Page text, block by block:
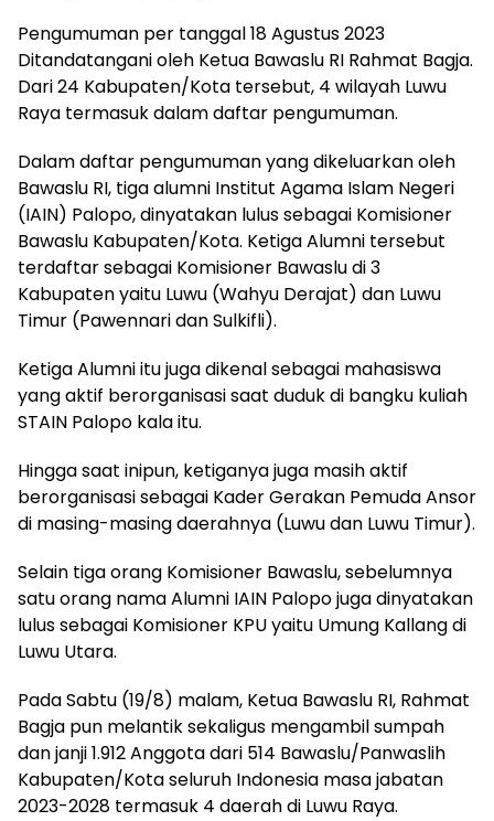
Pengumuman per tanggal 18 Agustus 2023
Ditandatangani oleh Ketua Bawaslu RI Rahmat Bagja.
Dari 24 Kabupaten/Kota tersebut, 4 wilayah Luwu
Raya termasuk dalam daftar pengumuman.
Dalam daftar pengumuman yang dikeluarkan oleh
Bawaslu RI, tiga alumni Institut Agama Islam Negeri
(IAIN) Palopo, dinyatakan lulus sebagai Komisioner
Bawaslu Kabupaten/Kota. Ketiga Alumni tersebut
terdaftar sebagai Komisioner Bawaslu di 3
Kabupaten yaitu Luwu (Wahyu Derajat) dan Luwu
Timur (Pawennari dan Sulkifli).
Ketiga Alumni itu juga dikenal sebagai mahasiswa
yang aktif berorganisasi saat duduk di bangku kuliah
STAIN Palopo kala itu.
Hingga saat inipun, ketiganya juga masih aktif
berorganisasi sebagai Kader Gerakan Pemuda Ansor
di masing-masing daerahnya (Luwu dan Luwu Timur).
Selain tiga orang Komisioner Bawaslu, sebelumnya
satu orang nama Alumni IAIN Palopo juga dinyatakan
lulus sebagai Komisioner KPU yaitu Umung Kallang di
Luwu Utara.
Pada Sabtu (19/8) malam, Ketua Bawaslu RI, Rahmat
Bagja pun melantik sekaligus mengambil sumpah
dan janji 1.912 Anggota dari 514 Bawaslu/Panwaslih
Kabupaten/Kota seluruh Indonesia masa jabatan
2023-2028 termasuk 4 daerah di Luwu Raya.